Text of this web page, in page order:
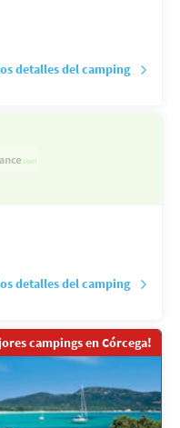
detalles del camping
detalles del camping
campings en Córcega!